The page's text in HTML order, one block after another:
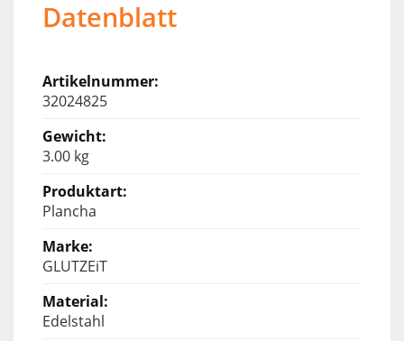
Datenblatt
32024825
3.00 kg
Plancha
GLUTZEiT
Edelstahl